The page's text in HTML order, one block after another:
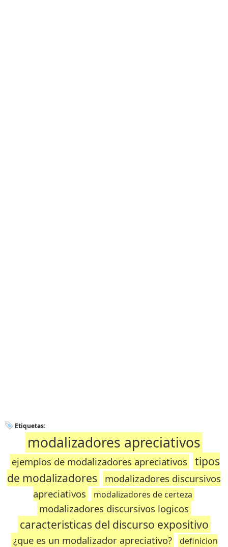
Etiquetas:
modalizadores apreciativos
ejemplos de modalizadores apreciativos
tipos
de modalizadores
modalizadores discursivos
apreciativos
modalizadores de certeza
modalizadores discursivos logicos
caracteristicas del discurso expositivo
¿que es un modalizador apreciativo?
definicion